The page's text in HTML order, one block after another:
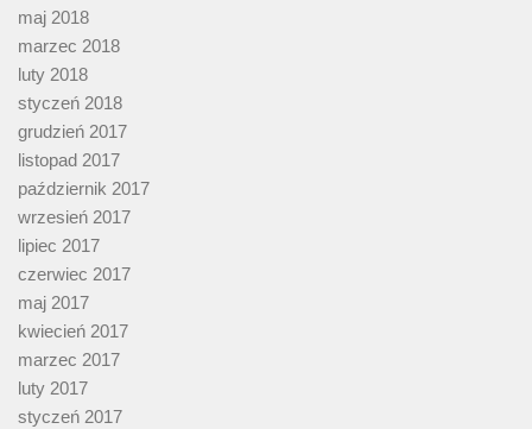
maj 2018
marzec 2018
luty 2018
styczeń 2018
grudzień 2017
listopad 2017
październik 2017
wrzesień 2017
lipiec 2017
czerwiec 2017
maj 2017
kwiecień 2017
marzec 2017
luty 2017
styczeń 2017